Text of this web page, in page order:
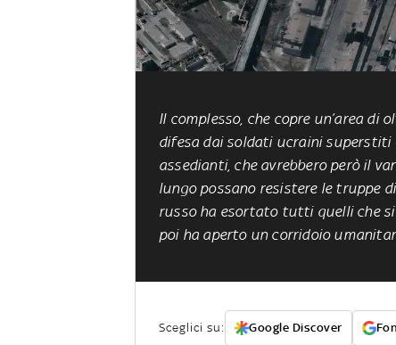
Il complesso, che copre un’area di
difesa dai soldati ucraini superstiti
assedianti, che avrebbero però il
lungo possano resistere le truppe
russo ha esortato tutti quelli che
poi ha aperto un corridoio
Sceglici su: Google Discover